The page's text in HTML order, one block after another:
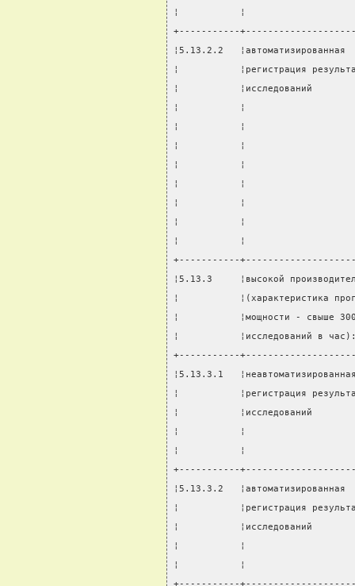
¦           ¦
+-----------
¦5.13.2.2
¦           ¦регистрация
¦
¦           ¦
¦           ¦
¦           ¦
¦           ¦
¦           ¦
¦           ¦
¦           ¦
¦           ¦
+-----------
¦5.13.3     ¦высокой
¦
¦           ¦мощности -
¦
+-----------
¦5.13.3.1
¦           ¦регистрация
¦           ¦исследований
¦           ¦
¦           ¦
+-----------
¦5.13.3.2
¦           ¦регистрация
¦           ¦исследований
¦           ¦
¦           ¦